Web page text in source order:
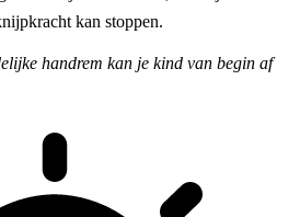
kan stoppen.
handrem kan je kind van begin af